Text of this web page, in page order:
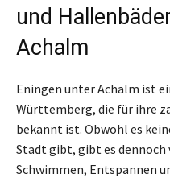
und
Achalm
Eningen unter Achalm ist
Württemberg, die für ihre
bekannt ist. Obwohl es
Stadt gibt, gibt es
Schwimmen, Entspannen